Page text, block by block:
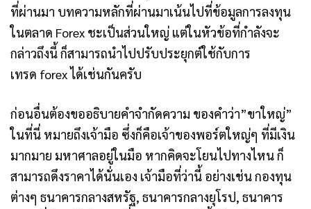
ที่ผ่านมา บทความหลักที่ผ่านมาเน้นไปที่ข้อมูลการลงทุน
ในตลาด Forex ชะเป็นส่วนใหญ่ แต่ในหัวข้อที่กำลังจะ
กล่าวถึงนี้ ก็สามารถนำไปปรับประยุกต์ใช้กับการ
เทรด forex ได้เช่นกันครับ
ก่อนอื่นต้องขออธิบายคำจำกัดความ ของคำว่า”ขาใหญ่”
ในที่นี่ หมายถึงเจ้ามือ ซึ่งก็คือเจ้าของพอร์ตใหญ่ๆ ที่มีเงิน
มากมาย มหาศาลอยู่ในมือ หากคิดจะโยนไปทางไหน ก็
สามารถดึงราคาได้นั่นเอง เจ้ามือที่ว่านี้ อย่างเช่น กองทุน
ต่างๆ ธนาคารกลางสหรัฐ, ธนาคารกลางยุโรป, ธนาคาร